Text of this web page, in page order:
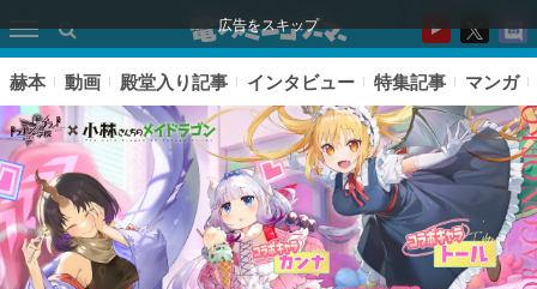
広告をスキップ
赫本 動画 殿堂入り記事 インタビュー 特集記事 マンガ